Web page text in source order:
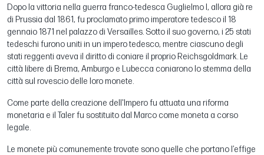
Dopo la vittoria nella guerra franco-tedesca Guglielmo I, allora già re
di Prussia dal 1861, fu proclamato primo imperatore tedesco il 18
gennaio 1871 nel palazzo di Versailles. Sotto il suo governo, i 25 stati
tedeschi furono uniti in un impero tedesco, mentre ciascuno degli
stati reggenti aveva il diritto di coniare il proprio Reichsgoldmark. Le
città libere di Brema, Amburgo e Lubecca coniarono lo stemma della
città sul rovescio delle loro monete.
Come parte della creazione dell'Impero fu attuata una riforma
monetaria e il Taler fu sostituito dal Marco come moneta a corso
legale.
Le monete più comunemente trovate sono quelle che portano l’effige